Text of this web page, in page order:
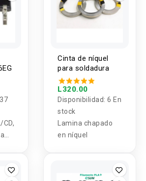
37
Cinta de níquel
para soldadura
L320.00
Disponibilidad: 6 En
stock
Lamina chapado
en níquel